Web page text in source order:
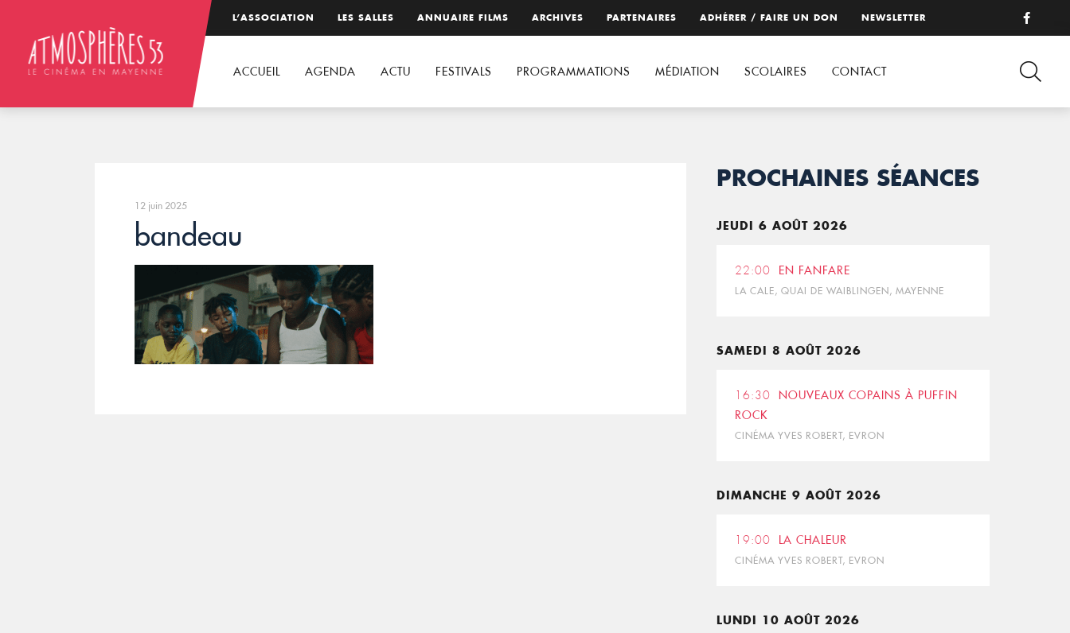
L’ASSOCIATION LES SALLES ANNUAIRE FILMS ARCHIVES PARTENAIRES ADHÉRER / FAIRE UN DON NEWSLETTER
ACCUEIL AGENDA ACTU FESTIVALS PROGRAMMATIONS MÉDIATION SCOLAIRES CONTACT
12 juin 2025
bandeau
PROCHAINES SÉANCES
JEUDI 6 AOÛT 2026
22:00 EN FANFARE
LA CALE, QUAI DE WAIBLINGEN, MAYENNE
SAMEDI 8 AOÛT 2026
16:30
NOUVEAUX COPAINS À PUFFIN
ROCK
CINÉMA YVES ROBERT, EVRON
DIMANCHE 9 AOÛT 2026
19:00 LA CHALEUR
CINÉMA YVES ROBERT, EVRON
LUNDI 10 AOÛT 2026